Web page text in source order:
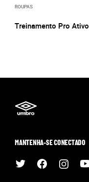
ROUPAS
Treinamento Pro Ativo
MANTENHA-SE CONECTADO